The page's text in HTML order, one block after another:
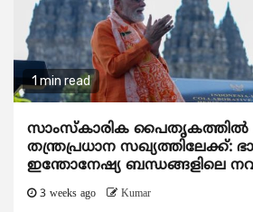
1 min read
സാംസ്‌കാരിക പൈതൃകത്തില്‍
തന്ത്രപ്രധാന സഖ്യത്തിലേക്ക്:
ഇന്തോനേഷ്യ ബന്ധങ്ങളിലെ
3 weeks ago Kumar